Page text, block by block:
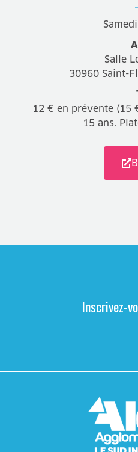
Salle
30960 Saint-
12 € en prévente (15
15 ans.
Inscrivez-